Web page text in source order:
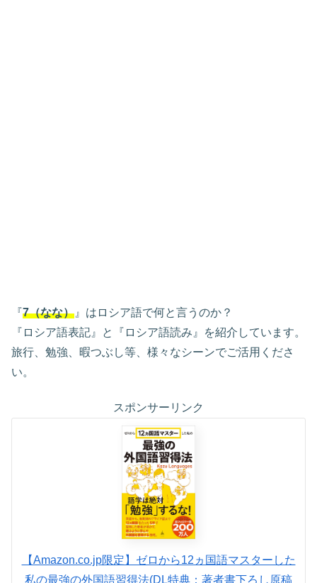
『7（なな） 』はロシア語で何と言うのか？
『ロシア語表記』と『ロシア語読み』を紹介しています。
旅行、勉強、暇つぶし等、様々なシーンでご活用くださ
い。
スポンサーリンク
【Amazon.co.jp限定】ゼロから12ヵ国語マスターした
私の最強の外国語習得法(DL特典：著者書下ろし原稿